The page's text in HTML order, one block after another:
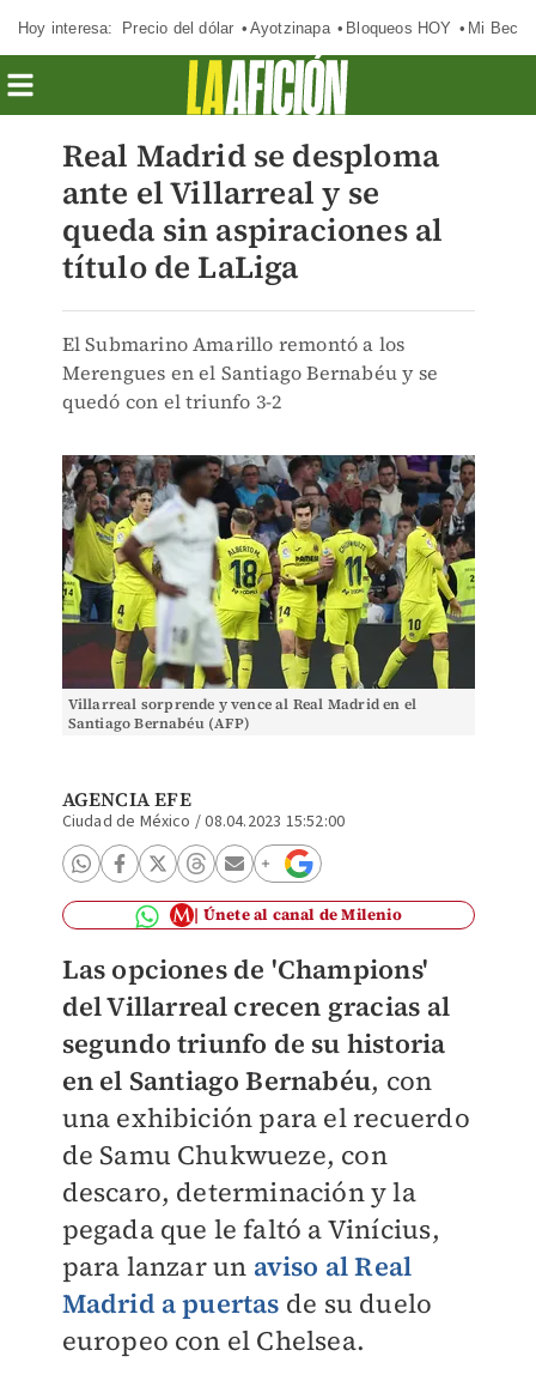
Hoy interesa: Precio del dólar Ayotzinapa Bloqueos HOY Mi Beca
Real Madrid se desploma
ante el Villarreal y se
queda sin aspiraciones al
título de LaLiga
El Submarino Amarillo remontó a los
Merengues en el Santiago Bernabéu y se
quedó con el triunfo 3-2
Villarreal sorprende y vence al Real Madrid en el
Santiago Bernabéu (AFP)
AGENCIA EFE
Ciudad de México /08.04.2023 15:52:00
Únete al canal de Milenio
Las opciones de 'Champions'
del Villarreal crecen gracias al
segundo triunfo de su historia
en el Santiago Bernabéu, con
una exhibición para el recuerdo
de Samu Chukwueze, con
descaro, determinación y la
pegada que le faltó a Vinícius,
para lanzar un aviso al Real
Madrid a puertas de su duelo
europeo con el Chelsea.